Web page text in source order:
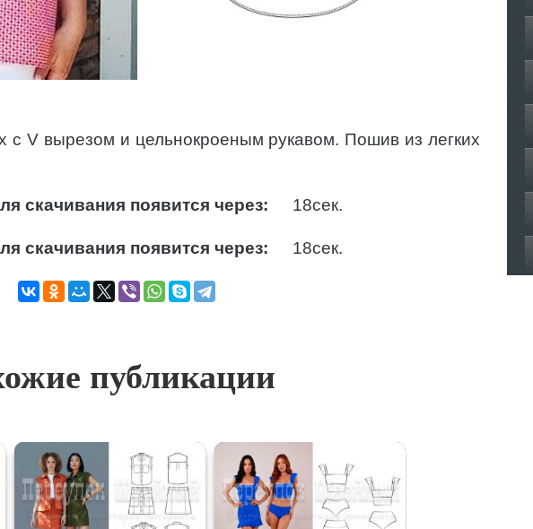
с V вырезом и цельнокроеным рукавом. Пошив из легких
скачивания появится через: 17сек.
скачивания появится через: 17сек.
публикации